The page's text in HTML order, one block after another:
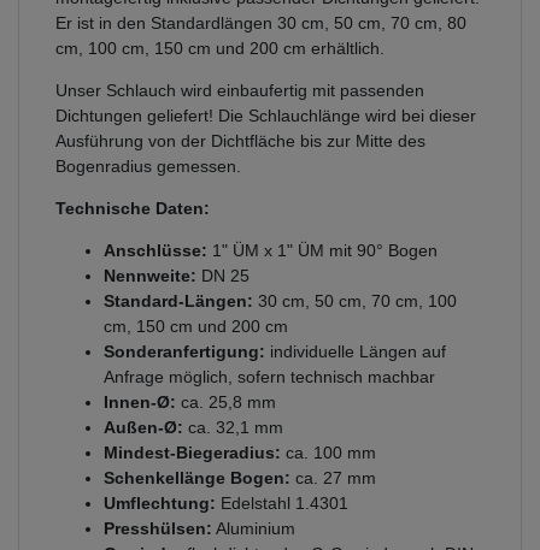
Er ist in den Standardlängen 30 cm, 50 cm, 70 cm, 80
cm, 100 cm, 150 cm und 200 cm erhältlich.
Unser Schlauch wird einbaufertig mit passenden
Dichtungen geliefert! Die Schlauchlänge wird bei dieser
Ausführung von der Dichtfläche bis zur Mitte des
Bogenradius gemessen.
Technische Daten:
Anschlüsse: 1" ÜM x 1" ÜM mit 90° Bogen
Nennweite: DN 25
Standard-Längen: 30 cm, 50 cm, 70 cm, 100
cm, 150 cm und 200 cm
Sonderanfertigung: individuelle Längen auf
Anfrage möglich, sofern technisch machbar
Innen-Ø: ca. 25,8 mm
Außen-Ø: ca. 32,1 mm
Mindest-Biegeradius: ca. 100 mm
Schenkellänge Bogen: ca. 27 mm
Umflechtung: Edelstahl 1.4301
Presshülsen: Aluminium